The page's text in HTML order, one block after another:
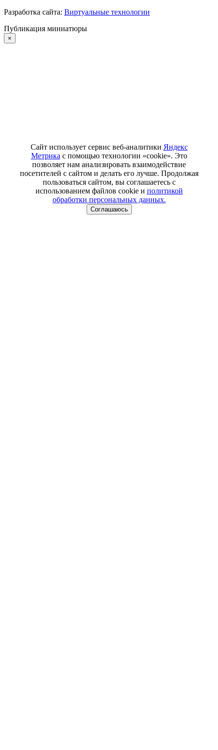
Разработка сайта: Виртуальные технологии
Публикация миниатюры
×
Сайт использует сервис веб-аналитики Яндекс
Метрика с помощью технологии «cookie». Это
позволяет нам анализировать взаимодействие
посетителей с сайтом и делать его лучше. Продолжая
пользоваться сайтом, вы соглашаетесь с
использованием файлов cookie и политикой
обработки персональных данных.
Соглашаюсь